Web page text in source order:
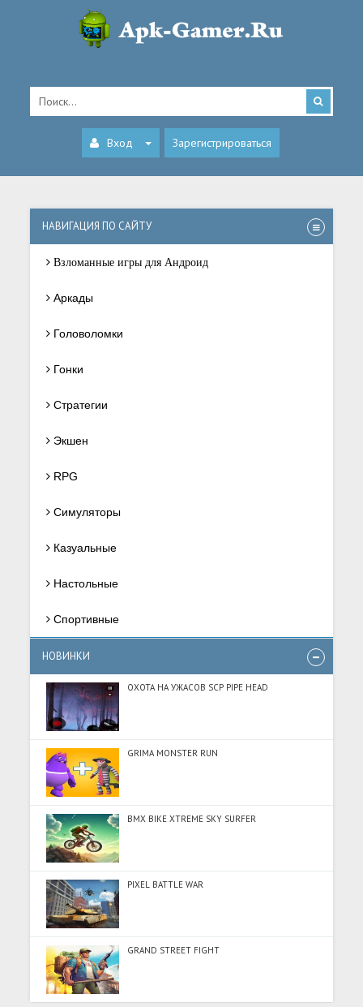
Вход Зарегистрироваться
НАВИГАЦИЯ ПО САЙТУ
Взломанные игры для Андроид
Аркады
Головоломки
Гонки
Стратегии
Экшен
RPG
Симуляторы
Казуальные
Настольные
Спортивные
НОВИНКИ
ОХОТА НА УЖАСОВ SCP PIPE HEAD
GRIMA MONSTER RUN
BMX BIKE XTREME SKY SURFER
PIXEL BATTLE WAR
GRAND STREET FIGHT